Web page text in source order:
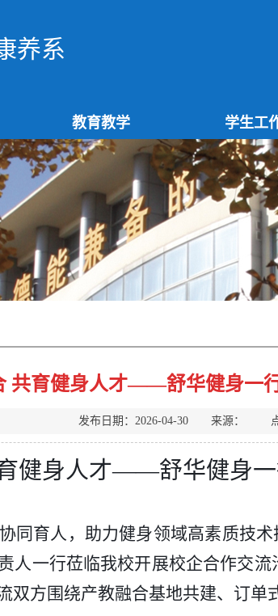
养系
教育教学 学生工
共育健身人才——舒华健身一
发布日期：2026-04-30 来源： 点
健身人才——舒华健身一
同育人，助力健身领域高素质技术
人一行莅临我校开展校企合作交
双方围绕产教融合基地共建、订单